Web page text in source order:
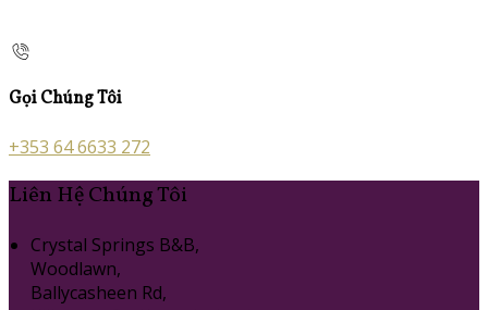
Gọi Chúng Tôi
+353 64 6633 272
Liên Hệ Chúng Tôi
Crystal Springs B&B,
Woodlawn,
Ballycasheen Rd,